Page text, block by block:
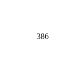
386